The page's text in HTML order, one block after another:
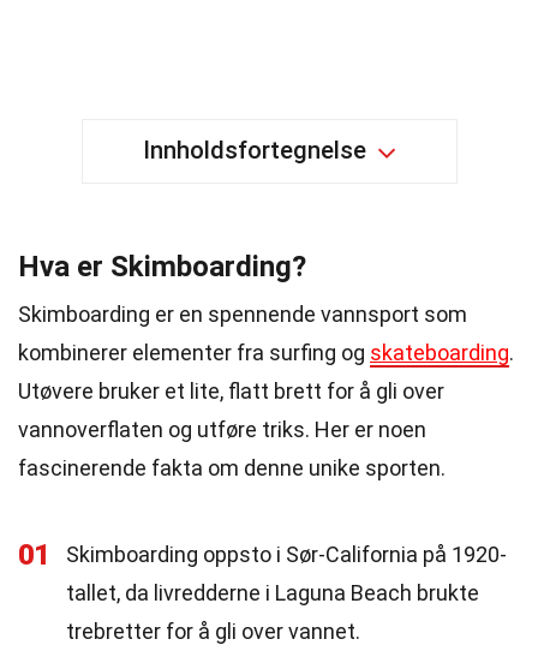
Innholdsfortegnelse
Hva er Skimboarding?
Skimboarding er en spennende vannsport som
kombinerer elementer fra surfing og skateboarding.
Utøvere bruker et lite, flatt brett for å gli over
vannoverflaten og utføre triks. Her er noen
fascinerende fakta om denne unike sporten.
01
Skimboarding oppsto i Sør-California på 1920-
tallet, da livredderne i Laguna Beach brukte
trebretter for å gli over vannet.